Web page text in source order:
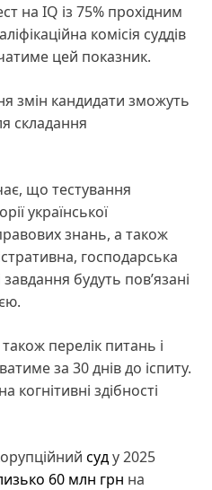
на IQ із 75% прохідним
комісія суддів
цей показник.
змін кандидати зможуть
складання
що тестування
української
знань, а також
господарська
будуть пов’язані
перелік питань і
за 30 днів до іспиту.
когнітивні здібності
суду 2025
60 млн грн на